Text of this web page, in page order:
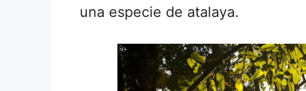
una especie de atalaya.